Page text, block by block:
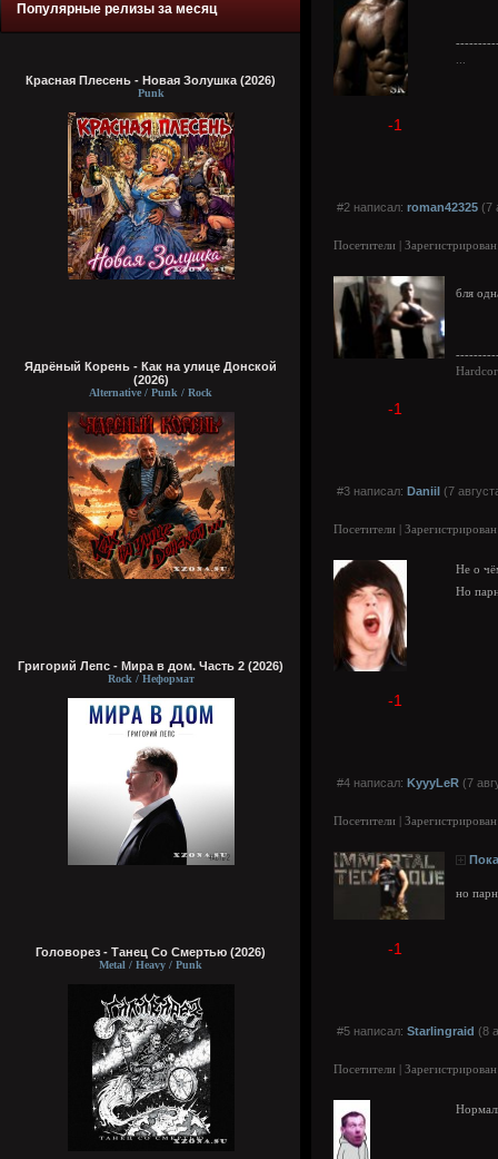
Популярные релизы за месяц
Красная Плесень - Новая Золушка (2026)
Punk
Ядрёный Корень - Как на улице Донской
(2026)
Alternative / Punk / Rock
Григорий Лепс - Мира в дом. Часть 2 (2026)
Rock / Неформат
Головорез - Tанец Со Смертью (2026)
Metal / Heavy / Punk
-1
#2 написал: roman42325 (7
Посетители |
бля
-1
#3 написал: Daniil (7
Посетители |
Не о
Но
-1
#4 написал: KyyyLeR (7
Посетители |
но
-1
#5 написал: Starlingraid (8
Посетители |